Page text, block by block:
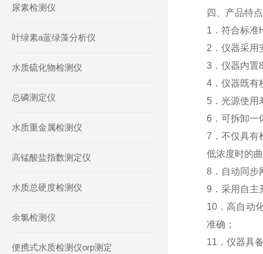
四、产品特
1．符合标准
2．仪器采用
3．仪器内置
4．仪器既有
5．光源使用
6．可拆卸一
7．不仅具有
低浓度时的
8．自动同步
9．采用自主
10．高自动
准确；
11．仪器具
尿素检测仪
叶绿素a蓝绿藻分析仪
水质硫化物检测仪
总磷测定仪
水质重金属检测仪
高锰酸盐指数测定仪
水质总硬度检测仪
余氯检测仪
便携式水质检测仪orp测定